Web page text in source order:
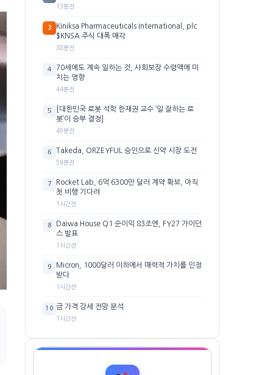
13분전
3
Kiniksa Pharmaceuticals International, plc
$KNSA 주식 대폭 매각
38분전
4
70세에도 계속 일하는 것, 사회보장 수령액에 미
치는 영향
44분전
5
[대한민국 로봇 석학 한재권 교수 ‘일 잘하는 로
봇’이 승부 결정]
49분전
6 Takeda, ORZEYFUL 승인으로 신약 시장 도전
59분전
7
Rocket Lab, 6억 6300만 달러 계약 확보, 아직
첫 비행 기다려
1시간전
8
Daiwa House Q1 순이익 83조엔, FY27 가이던
스 발표
1시간전
9
Micron, 1000달러 이하에서 매력적 가치를 인정
받다
1시간전
10 금 가격 강세 전망 분석
1시간전